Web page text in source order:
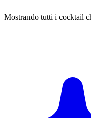
Mostrando tutti i cocktail